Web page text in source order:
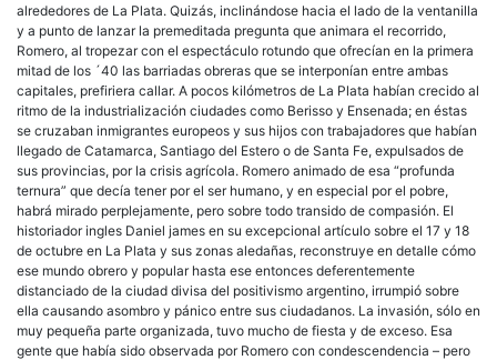
alrededores de La Plata. Quizás, inclinándose hacia el lado de la ventanilla
y a punto de lanzar la premeditada pregunta que animara el recorrido,
Romero, al tropezar con el espectáculo rotundo que ofrecían en la primera
mitad de los ´40 las barriadas obreras que se interponían entre ambas
capitales, prefiriera callar. A pocos kilómetros de La Plata habían crecido al
ritmo de la industrialización ciudades como Berisso y Ensenada; en éstas
se cruzaban inmigrantes europeos y sus hijos con trabajadores que habían
llegado de Catamarca, Santiago del Estero o de Santa Fe, expulsados de
sus provincias, por la crisis agrícola. Romero animado de esa “profunda
ternura” que decía tener por el ser humano, y en especial por el pobre,
habrá mirado perplejamente, pero sobre todo transido de compasión. El
historiador ingles Daniel james en su excepcional artículo sobre el 17 y 18
de octubre en La Plata y sus zonas aledañas, reconstruye en detalle cómo
ese mundo obrero y popular hasta ese entonces deferentemente
distanciado de la ciudad divisa del positivismo argentino, irrumpió sobre
ella causando asombro y pánico entre sus ciudadanos. La invasión, sólo en
muy pequeña parte organizada, tuvo mucho de fiesta y de exceso. Esa
gente que había sido observada por Romero con condescendencia – pero